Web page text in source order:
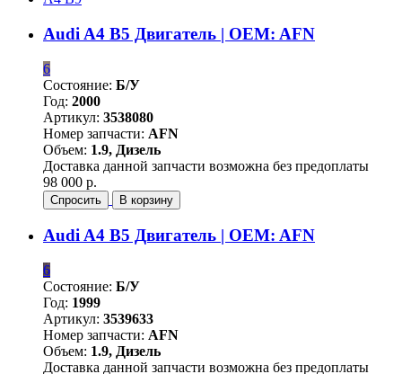
Audi A4 B5 Двигатель | OEM: AFN
6
Состояние: Б/У
Год: 2000
Артикул: 3538080
Номер запчасти: AFN
Объем: 1.9, Дизель
Доставка данной запчасти возможна без предоплаты
98 000 р.
Спросить В корзину
Audi A4 B5 Двигатель | OEM: AFN
6
Состояние: Б/У
Год: 1999
Артикул: 3539633
Номер запчасти: AFN
Объем: 1.9, Дизель
Доставка данной запчасти возможна без предоплаты